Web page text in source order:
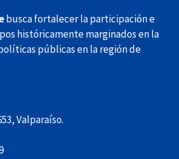
p n
k
busca fortalecer la participación e
históricamente marginados en la
públicas en la región de
Valparaíso.